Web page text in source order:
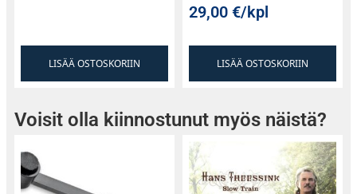
LISÄÄ OSTOSKORIIN
29,00€/kpl
LISÄÄ OSTOSKORIIN
Voisit olla kiinnostunut myös näistä?